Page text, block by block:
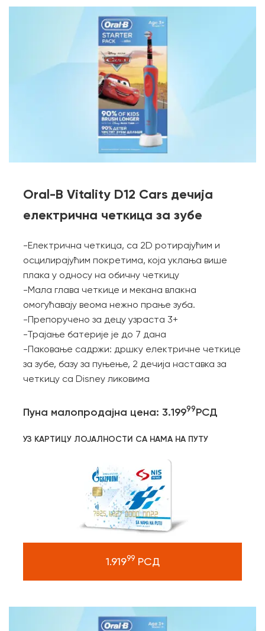
Oral-B Vitality D12 Cars дечија
електрична четкица за зубе
-Електрична четкица, са 2D ротирајућим и
осцилирајућим покретима, која уклања више
плака у односу на обичну четкицу
-Мала глава четкице и мекана влакна
омогућавају веома нежно прање зуба.
-Препоручено за децу узраста 3+
-Трајање батерије је до 7 дана
-Паковање садржи: дршку електричне четкице
за зубе, базу за пуњење, 2 дечија наставка за
четкицу са Disney ликовима
Пуна малопродајна цена: 3.19999РСД
УЗ КАРТИЦУ ЛОЈАЛНОСТИ СА НАМА НА ПУТУ
1.91999РСД